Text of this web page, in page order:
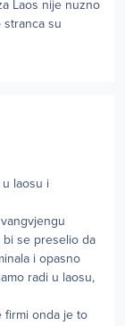
Laos nije nuzno
stranca su
laosu i
bi se preselio da
i opasno
radi u laosu,
firmi onda je to